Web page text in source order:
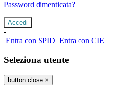
Password dimenticata?
-
Entra con SPID Entra con CIE
Seleziona utente
button close ×